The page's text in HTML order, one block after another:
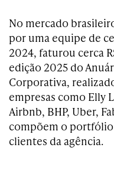
No mercado
por uma equipe de
2024, faturou cerca
edição 2025 do
Corporativa,
empresas como Elly
Airbnb, BHP, Uber,
compõem o
clientes da agência.